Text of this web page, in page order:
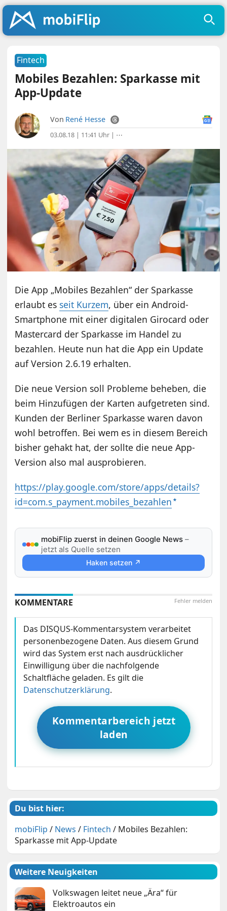
Fintech
Mobiles Bezahlen: Sparkasse mit
App-Update
Von René Hesse
03.08.18 | 11:41 Uhr | ⋯
Die App „Mobiles Bezahlen“ der Sparkasse
erlaubt es seit Kurzem, über ein Android-
Smartphone mit einer digitalen Girocard oder
Mastercard der Sparkasse im Handel zu
bezahlen. Heute nun hat die App ein Update
auf Version 2.6.19 erhalten.
Die neue Version soll Probleme beheben, die
beim Hinzufügen der Karten aufgetreten sind.
Kunden der Berliner Sparkasse waren davon
wohl betroffen. Bei wem es in diesem Bereich
bisher gehakt hat, der sollte die neue App-
Version also mal ausprobieren.
https://play.google.com/store/apps/details?
id=com.s_payment.mobiles_bezahlen
mobiFlip zuerst in deinen Google News –
jetzt als Quelle setzen
Haken setzen ↗
Fehler melden
KOMMENTARE
Das DISQUS-Kommentarsystem verarbeitet
personenbezogene Daten. Aus diesem Grund
wird das System erst nach ausdrücklicher
Einwilligung über die nachfolgende
Schaltfläche geladen. Es gilt die
Datenschutzerklärung.
Kommentarbereich jetzt
laden
Du bist hier:
mobiFlip / News / Fintech / Mobiles Bezahlen:
Sparkasse mit App-Update
Weitere Neuigkeiten
Volkswagen leitet neue „Ära“ für
Elektroautos ein